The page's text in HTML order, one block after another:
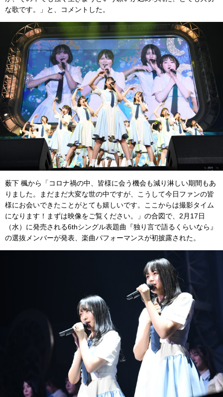
な歌です。」と、コメントした。
薮下 楓から「コロナ禍の中、皆様に会う機会も減り淋しい期間もあ
りました。まだまだ大変な世の中ですが、こうして今日ファンの皆
様にお会いできたことがとても嬉しいです。ここからは撮影タイム
になります！まずは映像をご覧ください。」の合図で、2月17日
（水）に発売される6thシングル表題曲『独り言で語るくらいなら』
の選抜メンバーが発表、楽曲パフォーマンスが初披露された。